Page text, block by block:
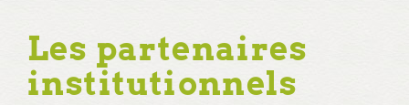
Les partenaires
institutionnels